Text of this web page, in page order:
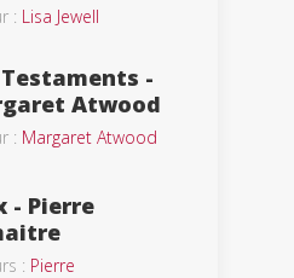
: Lisa Jewell
Testaments -
Atwood
: Margaret Atwood
- Pierre
: Pierre